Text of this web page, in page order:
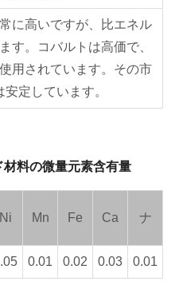
に高いですが、比エネル
す。コバルトは高価で、
用されています。その市
定しています。
料の微量元素含有量
Ni Mn Fe Ca ナ
0.01 0.02 0.03 0.01